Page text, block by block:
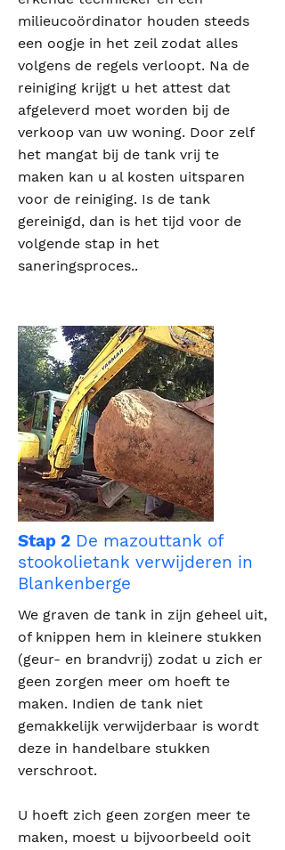
milieucoördinator houden steeds
een oogje in het zeil zodat alles
volgens de regels verloopt. Na de
reiniging krijgt u het attest dat
afgeleverd moet worden bij de
verkoop van uw woning. Door zelf
het mangat bij de tank vrij te
maken kan u al kosten uitsparen
voor de reiniging. Is de tank
gereinigd, dan is het tijd voor de
volgende stap in het
saneringsproces..
Stap 2 De mazouttank of
stookolietank verwijderen in
Blankenberge
We graven de tank in zijn geheel uit,
of knippen hem in kleinere stukken
(geur- en brandvrij) zodat u zich er
geen zorgen meer om hoeft te
maken. Indien de tank niet
gemakkelijk verwijderbaar is wordt
deze in handelbare stukken
verschroot.
U hoeft zich geen zorgen meer te
maken, moest u bijvoorbeeld ooit